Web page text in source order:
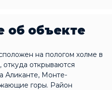
об объекте
на пологом холме в
откуда открываются
Аликанте, Монте-
горы. Район